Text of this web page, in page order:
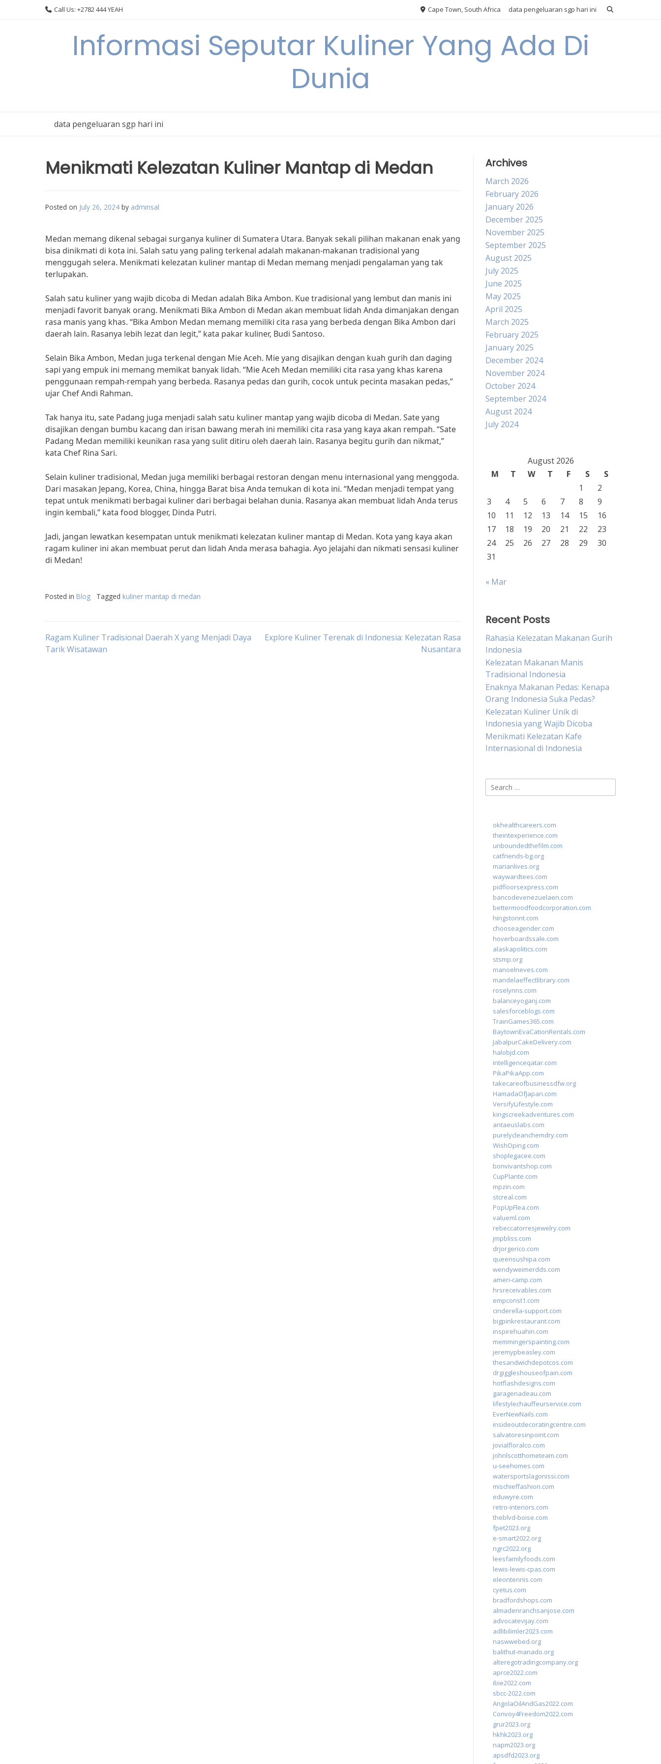
Call Us: +2782 444 YEAH Cape Town, South Africa data pengeluaran sgp hari ini
Informasi Seputar Kuliner Yang Ada Di
Dunia
data pengeluaran sgp hari ini
Menikmati Kelezatan Kuliner Mantap di Medan
Posted on July 26, 2024 by adminsal
Medan memang dikenal sebagai surganya kuliner di Sumatera Utara. Banyak sekali pilihan makanan enak yang
bisa dinikmati di kota ini. Salah satu yang paling terkenal adalah makanan-makanan tradisional yang
menggugah selera. Menikmati kelezatan kuliner mantap di Medan memang menjadi pengalaman yang tak
terlupakan.
Salah satu kuliner yang wajib dicoba di Medan adalah Bika Ambon. Kue tradisional yang lembut dan manis ini
menjadi favorit banyak orang. Menikmati Bika Ambon di Medan akan membuat lidah Anda dimanjakan dengan
rasa manis yang khas. “Bika Ambon Medan memang memiliki cita rasa yang berbeda dengan Bika Ambon dari
daerah lain. Rasanya lebih lezat dan legit,” kata pakar kuliner, Budi Santoso.
Selain Bika Ambon, Medan juga terkenal dengan Mie Aceh. Mie yang disajikan dengan kuah gurih dan daging
sapi yang empuk ini memang memikat banyak lidah. “Mie Aceh Medan memiliki cita rasa yang khas karena
penggunaan rempah-rempah yang berbeda. Rasanya pedas dan gurih, cocok untuk pecinta masakan pedas,”
ujar Chef Andi Rahman.
Tak hanya itu, sate Padang juga menjadi salah satu kuliner mantap yang wajib dicoba di Medan. Sate yang
disajikan dengan bumbu kacang dan irisan bawang merah ini memiliki cita rasa yang kaya akan rempah. “Sate
Padang Medan memiliki keunikan rasa yang sulit ditiru oleh daerah lain. Rasanya begitu gurih dan nikmat,”
kata Chef Rina Sari.
Selain kuliner tradisional, Medan juga memiliki berbagai restoran dengan menu internasional yang menggoda.
Dari masakan Jepang, Korea, China, hingga Barat bisa Anda temukan di kota ini. “Medan menjadi tempat yang
tepat untuk menikmati berbagai kuliner dari berbagai belahan dunia. Rasanya akan membuat lidah Anda terus
ingin kembali,” kata food blogger, Dinda Putri.
Jadi, jangan lewatkan kesempatan untuk menikmati kelezatan kuliner mantap di Medan. Kota yang kaya akan
ragam kuliner ini akan membuat perut dan lidah Anda merasa bahagia. Ayo jelajahi dan nikmati sensasi kuliner
di Medan!
Posted in Blog Tagged kuliner mantap di medan
Post
Ragam Kuliner Tradisional Daerah X yang Menjadi Daya
Tarik Wisatawan
Explore Kuliner Terenak di Indonesia: Kelezatan Rasa
Nusantara
Archives
March 2026
February 2026
January 2026
December 2025
November 2025
September 2025
August 2025
July 2025
June 2025
May 2025
April 2025
March 2025
February 2025
January 2025
December 2024
November 2024
October 2024
September 2024
August 2024
July 2024
August 2026
M
T W T F S
S
1
2
3
4 5 6 7 8
9
10
11 12 13 14 15
16
17
18 19 20 21 22
23
24
25 26 27 28 29
30
31
« Mar
Recent Posts
Rahasia Kelezatan Makanan Gurih
Indonesia
Kelezatan Makanan Manis
Tradisional Indonesia
Enaknya Makanan Pedas: Kenapa
Orang Indonesia Suka Pedas?
Kelezatan Kuliner Unik di
Indonesia yang Wajib Dicoba
Menikmati Kelezatan Kafe
Internasional di Indonesia
Search
for:
okhealthcareers.com
theintexperience.com
unboundedthefilm.com
catfriends-bg.org
marianlives.org
waywardtees.com
pidfloorsexpress.com
bancodevenezuelaen.com
bettermoodfoodcorporation.com
hingstonnt.com
chooseagender.com
hoverboardssale.com
alaskapolitics.com
stsmp.org
manoelneves.com
mandelaeffectlibrary.com
roselynns.com
balanceyoganj.com
salesforceblogs.com
TrainGames365.com
BaytownEvaCationRentals.com
JabalpurCakeDelivery.com
halobjd.com
intelligenceqatar.com
PikaPikaApp.com
takecareofbusinessdfw.org
HamadaOfJapan.com
VersifyLifestyle.com
kingscreekadventures.com
antaeuslabs.com
purelycleanchemdry.com
WishOping.com
shoplegacee.com
bonvivantshop.com
CupPlante.com
mpzin.com
stcreal.com
PopUpFlea.com
valueml.com
rebeccatorresjewelry.com
jmpbliss.com
drjorgerico.com
queensushipa.com
wendyweimerdds.com
ameri-camp.com
hrsreceivables.com
empconst1.com
cinderella-support.com
bigpinkrestaurant.com
inspirehuahin.com
memmingerspainting.com
jeremypbeasley.com
thesandwichdepotcos.com
drgiggleshouseofpain.com
hotflashdesigns.com
garagenadeau.com
lifestylechauffeurservice.com
EverNewNails.com
insideoutdecoratingcentre.com
salvatoresinpoint.com
jovialfloralco.com
johnlscotthometeam.com
u-seehomes.com
watersportslagonissi.com
mischieffashion.com
eduwyre.com
retro-interiors.com
theblvd-boise.com
fpet2023.org
e-smart2022.org
ngrc2022.org
leesfamilyfoods.com
lewis-lewis-cpas.com
eleontennis.com
cyetus.com
bradfordshops.com
almadenranchsanjose.com
advocatevijay.com
adlibilimler2023.com
naswwebed.org
balithut-manado.org
alteregotradingcompany.org
aprce2022.com
ibie2022.com
sbcc-2022.com
AngolaOilAndGas2022.com
Convoy4Freedom2022.com
grur2023.org
hkhk2023.org
napm2023.org
apsdfd2023.org